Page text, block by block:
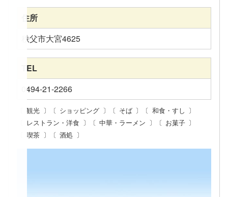
観光 ショッピング そば
和食・すし
レストラン・洋食
中華・ラーメン
お菓子
喫茶
酒処
住所
秩父市大宮4625
TEL
0494-21-2266